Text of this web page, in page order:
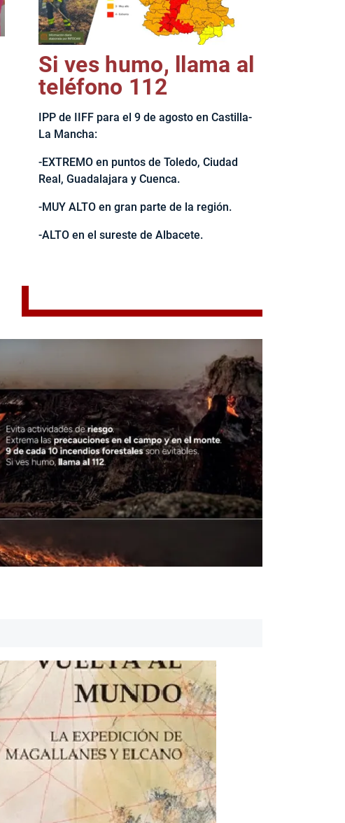
Si ves humo, llama al
teléfono 112
IPP de IIFF para el 9 de agosto en Castilla-
La Mancha:
-EXTREMO en puntos de Toledo, Ciudad
Real, Guadalajara y Cuenca.
-MUY ALTO en gran parte de la región.
-ALTO en el sureste de Albacete.